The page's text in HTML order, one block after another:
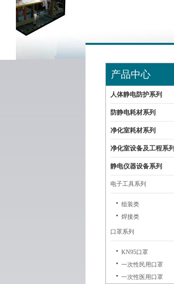
产品中心
人体静电防护系列
防静电耗材系列
净化室耗材系列
净化室设备及工程系列
静电仪器设备系列
电子工具系列
组装类
焊接类
口罩系列
KN95口罩
一次性民用口罩
一次性医用口罩